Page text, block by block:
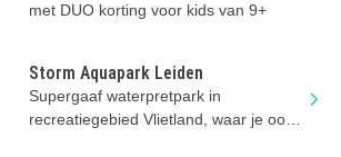
met DUO korting voor kids van 9+
Storm Aquapark Leiden
Supergaaf waterpretpark in
recreatiegebied Vlietland, waar je ook